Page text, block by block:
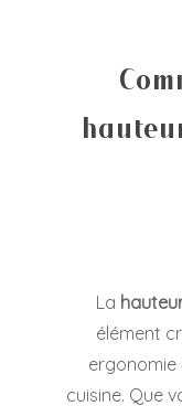
La
élément
cuisine. Que